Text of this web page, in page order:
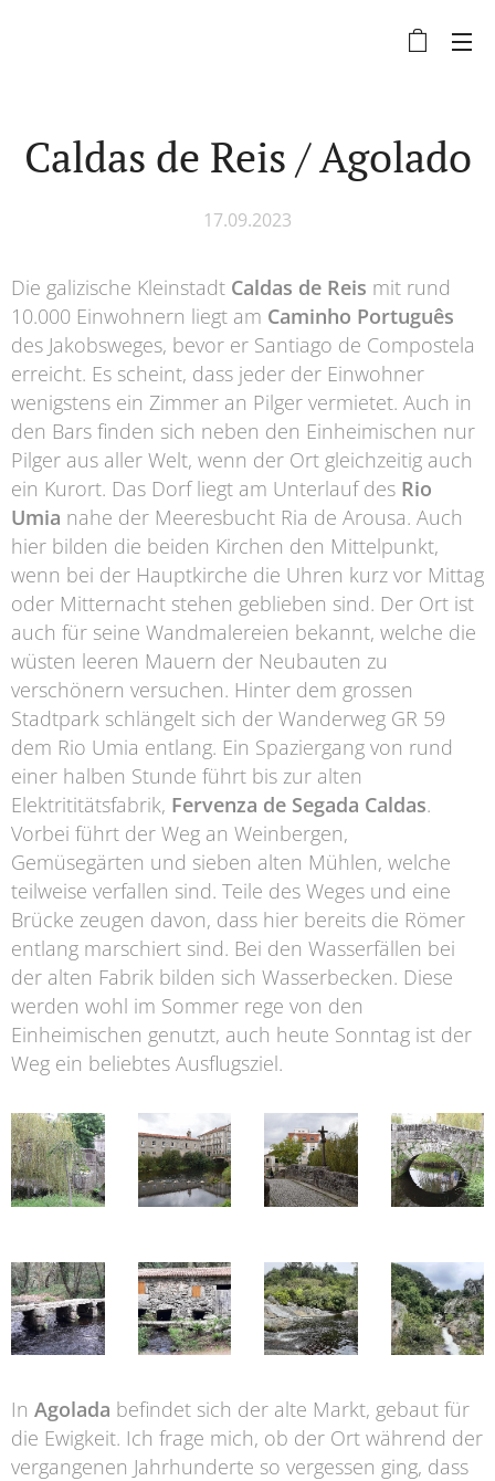
Caldas de Reis / Agolado
17.09.2023
Die galizische Kleinstadt Caldas de Reis mit rund
10.000 Einwohnern liegt am Caminho Português
des Jakobsweges, bevor er Santiago de Compostela
erreicht. Es scheint, dass jeder der Einwohner
wenigstens ein Zimmer an Pilger vermietet. Auch in
den Bars finden sich neben den Einheimischen nur
Pilger aus aller Welt, wenn der Ort gleichzeitig auch
ein Kurort. Das Dorf liegt am Unterlauf des Rio
Umia nahe der Meeresbucht Ria de Arousa. Auch
hier bilden die beiden Kirchen den Mittelpunkt,
wenn bei der Hauptkirche die Uhren kurz vor Mittag
oder Mitternacht stehen geblieben sind. Der Ort ist
auch für seine Wandmalereien bekannt, welche die
wüsten leeren Mauern der Neubauten zu
verschönern versuchen. Hinter dem grossen
Stadtpark schlängelt sich der Wanderweg GR 59
dem Rio Umia entlang. Ein Spaziergang von rund
einer halben Stunde führt bis zur alten
Elektrititätsfabrik, Fervenza de Segada Caldas.
Vorbei führt der Weg an Weinbergen,
Gemüsegärten und sieben alten Mühlen, welche
teilweise verfallen sind. Teile des Weges und eine
Brücke zeugen davon, dass hier bereits die Römer
entlang marschiert sind. Bei den Wasserfällen bei
der alten Fabrik bilden sich Wasserbecken. Diese
werden wohl im Sommer rege von den
Einheimischen genutzt, auch heute Sonntag ist der
Weg ein beliebtes Ausflugsziel.
In Agolada befindet sich der alte Markt, gebaut für
die Ewigkeit. Ich frage mich, ob der Ort während der
vergangenen Jahrhunderte so vergessen ging, dass